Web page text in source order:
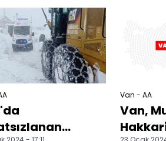
Van - AA
Van,